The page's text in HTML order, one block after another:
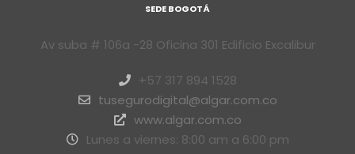
SEDE BOGOTÁ
Av suba # 106a -28 Oficina 301 Edificio Excalibur
+57 317 894 1528
tusegurodigital@algar.com.co
www.algar.com.co
Lunes a viernes: 8:00 am a 6:00 pm